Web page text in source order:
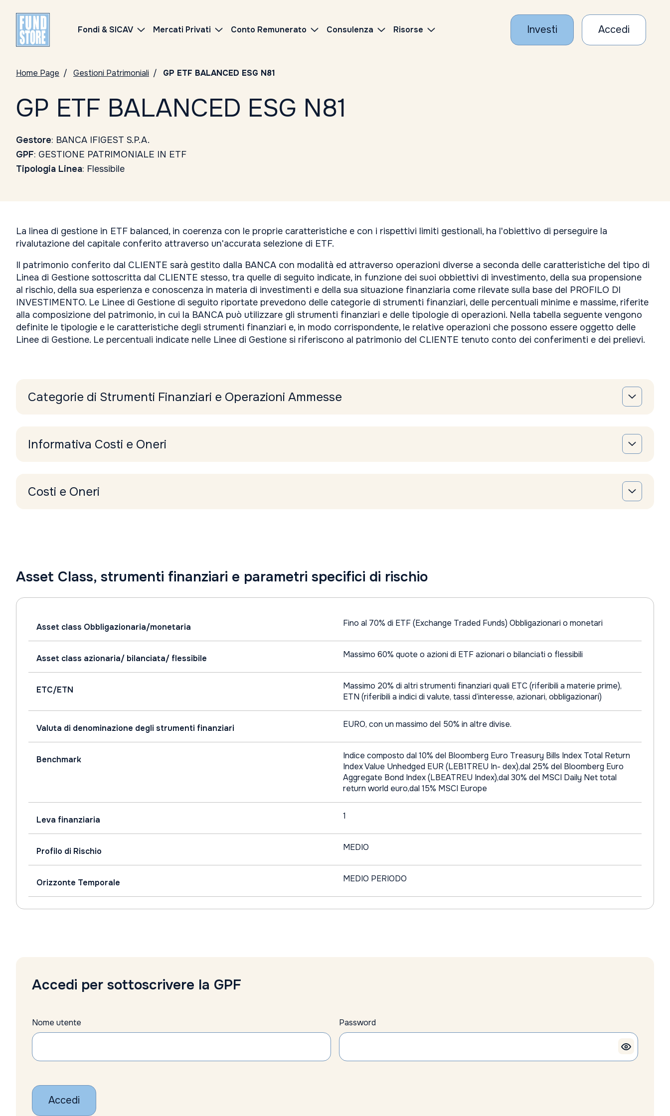
Fondi & SICAV Mercati Privati Conto Remunerato Consulenza Risorse Investi Accedi
Home Page Gestioni Patrimoniali GP ETF BALANCED ESG N81
GP ETF BALANCED ESG N81
Gestore: BANCA IFIGEST S.P.A.
GPF: GESTIONE PATRIMONIALE IN ETF
Tipologia Linea: Flessibile
La linea di gestione in ETF balanced, in coerenza con le proprie caratteristiche e con i rispettivi limiti gestionali, ha l'obiettivo di perseguire la
rivalutazione del capitale conferito attraverso un'accurata selezione di ETF.
Il patrimonio conferito dal CLIENTE sarà gestito dalla BANCA con modalità ed attraverso operazioni diverse a seconda delle caratteristiche del tipo di
Linea di Gestione sottoscritta dal CLIENTE stesso, tra quelle di seguito indicate, in funzione dei suoi obbiettivi di investimento, della sua propensione
al rischio, della sua esperienza e conoscenza in materia di investimenti e della sua situazione finanziaria come rilevate sulla base del PROFILO DI
INVESTIMENTO. Le Linee di Gestione di seguito riportate prevedono delle categorie di strumenti finanziari, delle percentuali minime e massime, riferite
alla composizione del patrimonio, in cui la BANCA può utilizzare gli strumenti finanziari e delle tipologie di operazioni. Nella tabella seguente vengono
definite le tipologie e le caratteristiche degli strumenti finanziari e, in modo corrispondente, le relative operazioni che possono essere oggetto delle
Linee di Gestione. Le percentuali indicate nelle Linee di Gestione si riferiscono al patrimonio del CLIENTE tenuto conto dei conferimenti e dei prelievi.
Categorie di Strumenti Finanziari e Operazioni Ammesse
Informativa Costi e Oneri
Costi e Oneri
Asset Class, strumenti finanziari e parametri specifici di rischio
Asset class Obbligazionaria/monetaria Fino al 70% di ETF (Exchange Traded Funds) Obbligazionari o monetari
Asset class azionaria/ bilanciata/ flessibile Massimo 60% quote o azioni di ETF azionari o bilanciati o flessibili
ETC/ETN
Massimo 20% di altri strumenti finanziari quali ETC (riferibili a materie prime),
ETN (riferibili a indici di valute, tassi d’interesse, azionari, obbligazionari)
Valuta di denominazione degli strumenti finanziari EURO, con un massimo del 50% in altre divise.
Benchmark
Indice composto dal 10% del Bloomberg Euro Treasury Bills Index Total Return
Index Value Unhedged EUR (LEB1TREU In- dex),dal 25% del Bloomberg Euro
Aggregate Bond Index (LBEATREU Index),dal 30% del MSCI Daily Net total
return world euro,dal 15% MSCI Europe
Leva finanziaria 1
Profilo di Rischio MEDIO
Orizzonte Temporale MEDIO PERIODO
Accedi per sottoscrivere la GPF
Nome utente Password
Accedi